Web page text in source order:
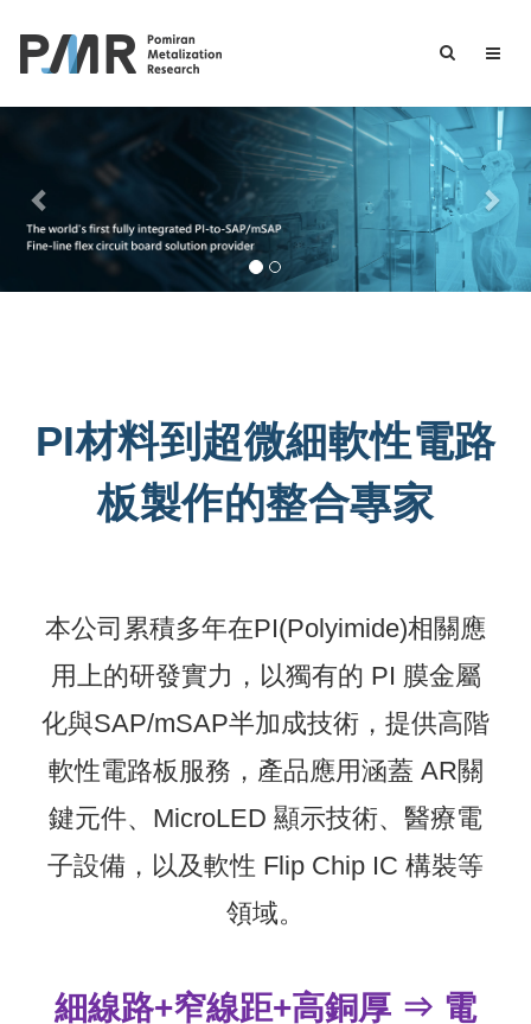
PI材料到超微細軟性電路
板製作的整合專家
本公司累積多年在PI(Polyimide)相關應
用上的研發實力，以獨有的 PI 膜金屬
化與SAP/mSAP半加成技術，提供高階
軟性電路板服務，產品應用涵蓋 AR關
鍵元件、MicroLED 顯示技術、醫療電
子設備，以及軟性 Flip Chip IC 構裝等
領域。
細線路+窄線距+高銅厚 ⇒ 電